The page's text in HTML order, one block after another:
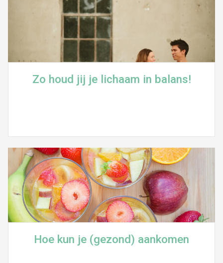
Zo houd jij je lichaam in balans!
Hoe kun je (gezond) aankomen